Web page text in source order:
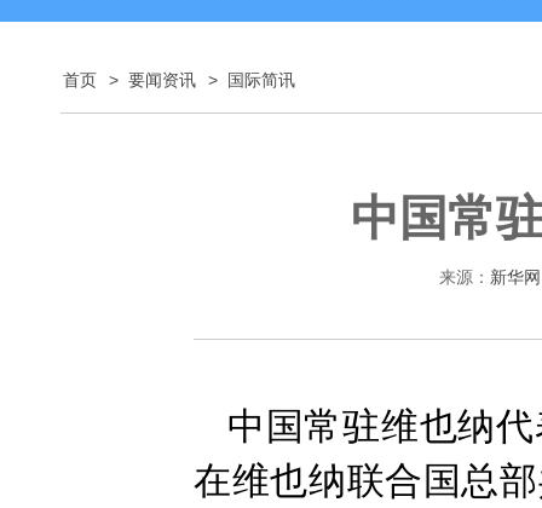
首页 > 要闻资讯 > 国际简讯
中国常
来源： 新华网
中国常驻维也纳
在维也纳联合国总